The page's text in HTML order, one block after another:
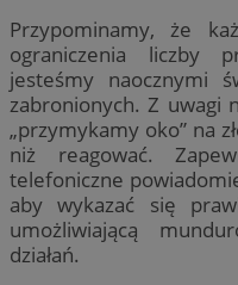
Przypominamy, że
ograniczenia liczby
jesteśmy naocznymi
zabronionych. Z uwagi
„przymykamy oko” na
niż reagować.
telefoniczne
aby wykazać się
umożliwiającą
działań.